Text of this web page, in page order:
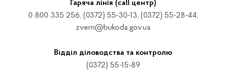
Гаряча лінія (call центр)
0 800 335 256, (0372) 55-30-13, (0372) 55-28-44,
zvern@bukoda.gov.ua
Відділ діловодства та контролю
(0372) 55-15-89